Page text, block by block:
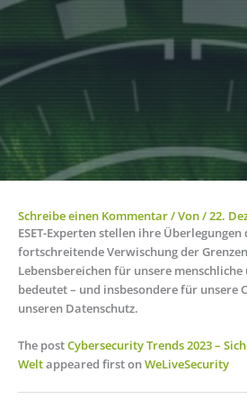
Schreibe einen Kommentar/ Von/22.
ESET-Experten stellen ihre
fortschreitende Verwischung der
Lebensbereichen für unsere
bedeutet – und insbesondere für unsere
unseren Datenschutz.
The postCybersecurity Trends 2023 –
Weltappeared first onWeLiveSecurity